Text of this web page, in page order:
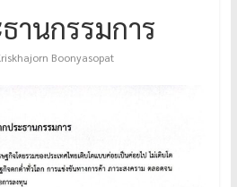
านกรรมการ
Boonyasopat